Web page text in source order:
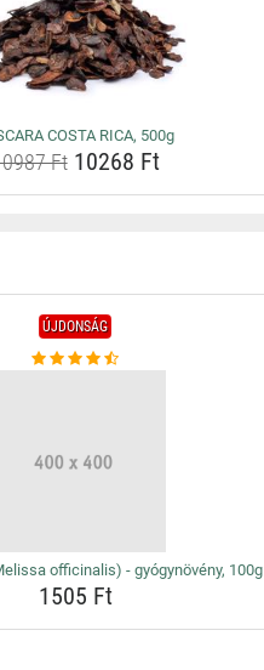
COSTA RICA, 500g
Ft10268 Ft
ÚJDONSÁG
officinalis) - gyógynövény, 100g
1505 Ft